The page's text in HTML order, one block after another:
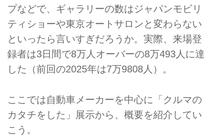
プなどで、ギャラリーの数はジャパンモビリ
ティショーや東京オートサロンと変わらない
といったら言いすぎだろうか。実際、来場登
録者は3日間で8万人オーバーの8万493人に達
した（前回の2025年は7万9808人）。
ここでは自動車メーカーを中心に「クルマの
カタチをした」展示から、概要を紹介してい
こう。